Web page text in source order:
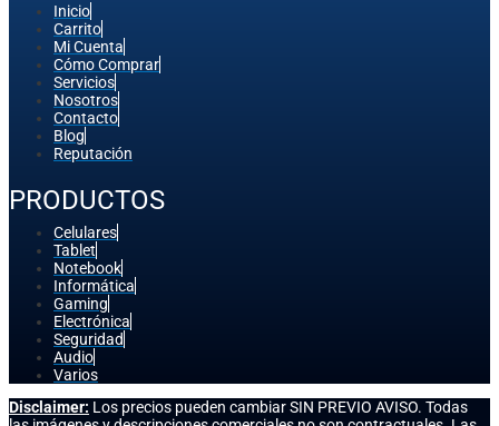
Inicio
Carrito
Mi Cuenta
Cómo Comprar
Servicios
Nosotros
Contacto
Blog
Reputación
PRODUCTOS
Celulares
Tablet
Notebook
Informática
Gaming
Electrónica
Seguridad
Audio
Varios
Disclaimer: Los precios pueden cambiar SIN PREVIO AVISO. Todas